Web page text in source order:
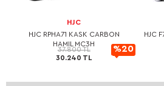
HJC
HJC RPHA71 KASK CARBON
HAMIL MC3H
37.800 TL
30.240 TL
%20
İndirimli
HJC